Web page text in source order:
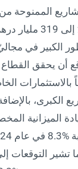
إماراتي في عام
الكبير في
مدعوماً
الكبرى،
الميزانية
تشير